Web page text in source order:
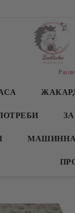
МАШИННА